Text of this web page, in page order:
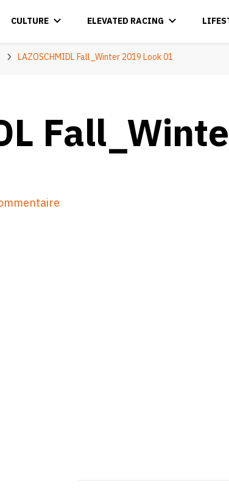
CULTURE ELEVATED RACING
LAZOSCHMIDL Fall_Winter 2019 Look 01